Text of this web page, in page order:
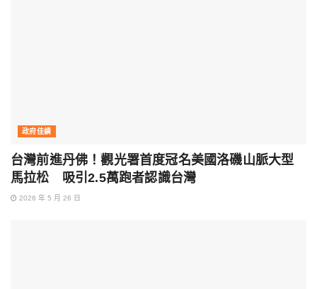
政府佳績
台灣前進丹佛！觀光署首度冠名美國洛磯山脈大型
馬拉松 吸引2.5萬跑者認識台灣
2026 年 5 月 26 日